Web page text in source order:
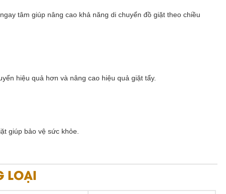
tâm giúp nâng cao khả năng di chuyển đồ giặt theo chiều
hiệu quả hơn và nâng cao hiệu quả giặt tẩy.
giúp bảo vệ sức khỏe.
LOẠI